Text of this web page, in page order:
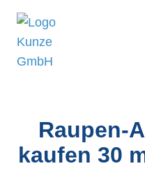
Raupen-
kaufen 30